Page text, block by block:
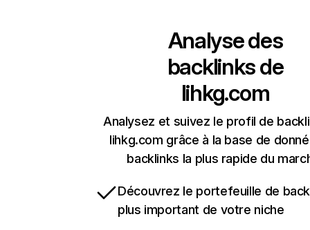
Analyse des
backlinks de
lihkg.com
Analysez et suivez le profil de
lihkg.com grâce à la base de
backlinks la plus rapide du
Découvrez le portefeuille de
plus important de votre niche